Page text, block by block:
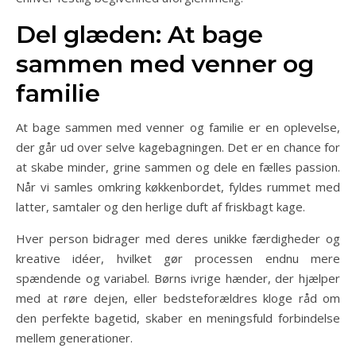
Del glæden: At bage
sammen med venner og
familie
At bage sammen med venner og familie er en oplevelse,
der går ud over selve kagebagningen. Det er en chance for
at skabe minder, grine sammen og dele en fælles passion.
Når vi samles omkring køkkenbordet, fyldes rummet med
latter, samtaler og den herlige duft af friskbagt kage.
Hver person bidrager med deres unikke færdigheder og
kreative idéer, hvilket gør processen endnu mere
spændende og variabel. Børns ivrige hænder, der hjælper
med at røre dejen, eller bedsteforældres kloge råd om
den perfekte bagetid, skaber en meningsfuld forbindelse
mellem generationer.